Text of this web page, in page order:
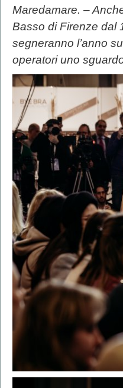
Maredamare. –
Basso di Firenze dal
segneranno l’anno
operatori uno